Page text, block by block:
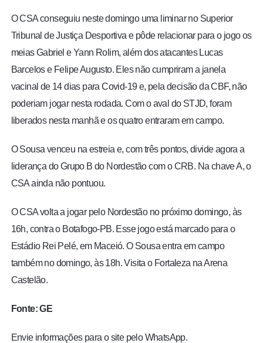
O CSA conseguiu neste domingo uma liminar no Superior
Tribunal de Justiça Desportiva e pôde relacionar para o jogo os
meias Gabriel e Yann Rolim, além dos atacantes Lucas
Barcelos e Felipe Augusto. Eles não cumpriram a janela
vacinal de 14 dias para Covid-19 e, pela decisão da CBF, não
poderiam jogar nesta rodada. Com o aval do STJD, foram
liberados nesta manhã e os quatro entraram em campo.
O Sousa venceu na estreia e, com três pontos, divide agora a
liderança do Grupo B do Nordestão com o CRB. Na chave A, o
CSA ainda não pontuou.
O CSA volta a jogar pelo Nordestão no próximo domingo, às
16h, contra o Botafogo-PB. Esse jogo está marcado para o
Estádio Rei Pelé, em Maceió. O Sousa entra em campo
também no domingo, às 18h. Visita o Fortaleza na Arena
Castelão.
Fonte: GE
Envie informações para o site pelo WhatsApp.